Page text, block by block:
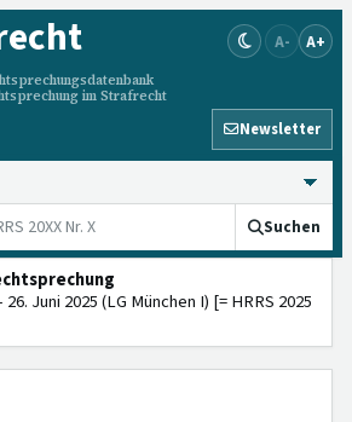
im Strafrecht
A- A+
Newsletter
Suchen
Juni 2025 (LG München I) [= HRRS 2025